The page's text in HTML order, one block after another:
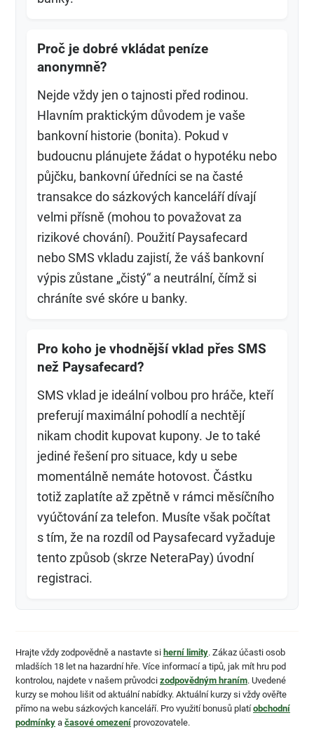
Proč je dobré vkládat peníze
anonymně?
Nejde vždy jen o tajnosti před rodinou.
Hlavním praktickým důvodem je vaše
bankovní historie (bonita). Pokud v
budoucnu plánujete žádat o hypotéku nebo
půjčku, bankovní úředníci se na časté
transakce do sázkových kanceláří dívají
velmi přísně (mohou to považovat za
rizikové chování). Použití Paysafecard
nebo SMS vkladu zajistí, že váš bankovní
výpis zůstane „čistý“ a neutrální, čímž si
chráníte své skóre u banky.
Pro koho je vhodnější vklad přes SMS
než Paysafecard?
SMS vklad je ideální volbou pro hráče, kteří
preferují maximální pohodlí a nechtějí
nikam chodit kupovat kupony. Je to také
jediné řešení pro situace, kdy u sebe
momentálně nemáte hotovost. Částku
totiž zaplatíte až zpětně v rámci měsíčního
vyúčtování za telefon. Musíte však počítat
s tím, že na rozdíl od Paysafecard vyžaduje
tento způsob (skrze NeteraPay) úvodní
registraci.
Hrajte vždy zodpovědně a nastavte si herní limity. Zákaz účasti osob
mladších 18 let na hazardní hře. Více informací a tipů, jak mít hru pod
kontrolou, najdete v našem průvodci zodpovědným hraním. Uvedené
kurzy se mohou lišit od aktuální nabídky. Aktuální kurzy si vždy ověřte
přímo na webu sázkových kanceláří. Pro využití bonusů platíobchodní
podmínky a časové omezení provozovatele.